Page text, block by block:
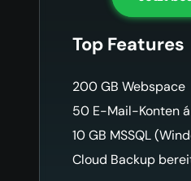
Top Features
200 GB Webspace
50 E-Mail-Konten á
10 GB MSSQL
Cloud Backup